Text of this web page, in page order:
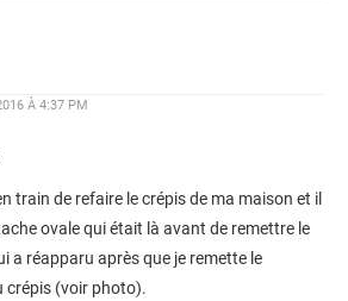
À 4:37 PM
train de refaire le crépis de ma maison et il
ovale qui était là avant de remettre le
a réapparu après que je remette le
crépis (voir photo).